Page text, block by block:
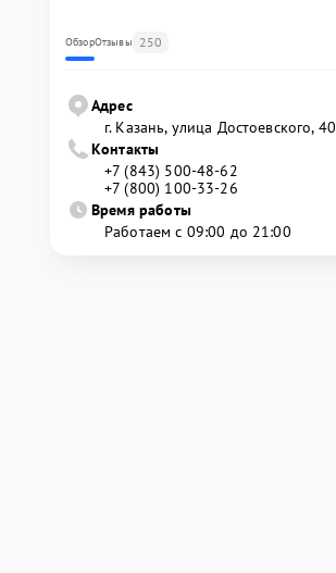
ОбзорОтзывы 250
Адрес
г. Казань, улица Достоевского, 40
Контакты
+7 (843) 500-48-62
+7 (800) 100-33-26
Время работы
Работаем с 09:00 до 21:00